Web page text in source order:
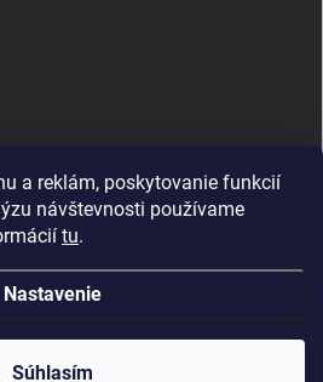
a reklám, poskytovanie funkcií
návštevnosti používame
tu.
Nastavenie
Súhlasím